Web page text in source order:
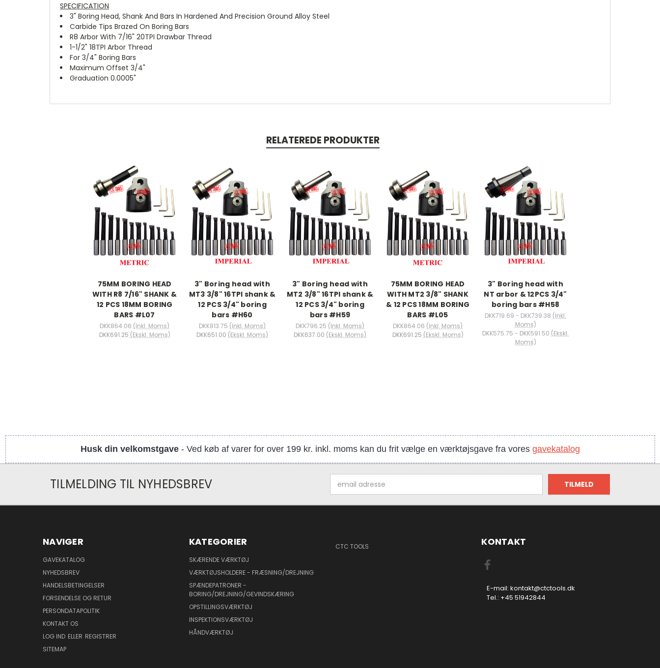
SPECIFICATION
3" Boring Head, Shank And Bars In Hardened And Precision Ground Alloy Steel
Carbide Tips Brazed On Boring Bars
R8 Arbor With 7/16" 20TPI Drawbar Thread
1-1/2" 18TPI Arbor Thread
For 3/4" Boring Bars
Maximum Offset 3/4"
Graduation 0.0005"
RELATEREDE PRODUKTER
75MM BORING HEAD
WITH R8 7/16" SHANK &
12 PCS 18MM BORING
BARS #L07
DKK864.06 (Inkl. Moms)
DKK691.25 (Ekskl. Moms)
3" Boring head with
MT3 3/8" 16TPI shank &
12 PCS 3/4" boring
bars #H60
DKK813.75 (Inkl. Moms)
DKK651.00 (Ekskl. Moms)
3" Boring head with
MT2 3/8" 16TPI shank &
12 PCS 3/4" boring
bars #H59
DKK796.25 (Inkl. Moms)
DKK637.00 (Ekskl. Moms)
75MM BORING HEAD
WITH MT2 3/8" SHANK
& 12 PCS 18MM BORING
BARS #L05
DKK864.06 (Inkl. Moms)
DKK691.25 (Ekskl. Moms)
3" Boring head with
NT arbor & 12PCS 3/4"
boring bars #H58
DKK719.69 - DKK739.38 (Inkl.
Moms)
DKK575.75 - DKK591.50 (Ekskl.
Moms)
Husk din velkomstgave- Ved køb af varer for over 199 kr. inkl. moms kan du frit vælge en værktøjsgave fra vores gavekatalog
TILMELDING TIL NYHEDSBREV
adresse
NAVIGER
GAVEKATALOG
NYHEDSBREV
HANDELSBETINGELSER
FORSENDELSE OG RETUR
PERSONDATAPOLITIK
KONTAKT OS
LOG IND ELLER REGISTRER
SITEMAP
KATEGORIER
SKÆRENDE VÆRKTØJ
VÆRKTØJSHOLDERE - FRÆSNING/DREJNING
SPÆNDEPATRONER -
BORING/DREJNING/GEVINDSKÆRING
OPSTILLINGSVÆRKTØJ
INSPEKTIONSVÆRKTØJ
HÅNDVÆRKTØJ
CTC TOOLS KONTAKT
E-mail: kontakt@ctctools.dk
Tel.: +45 51942844